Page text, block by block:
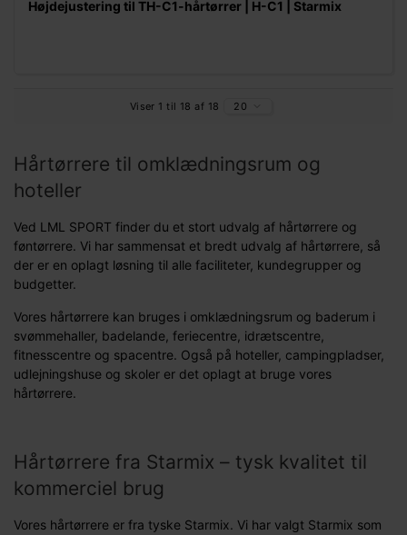
Højdejustering til TH-C1-hårtørrer | H-C1 | Starmix
Viser 1 til 18 af 18 20
Hårtørrere til omklædningsrum og
hoteller
Ved LML SPORT finder du et stort udvalg af hårtørrere og
føntørrere. Vi har sammensat et bredt udvalg af hårtørrere, så
der er en oplagt løsning til alle faciliteter, kundegrupper og
budgetter.
Vores hårtørrere kan bruges i omklædningsrum og baderum i
svømmehaller, badelande, feriecentre, idrætscentre,
fitnesscentre og spacentre. Også på hoteller, campingpladser,
udlejningshuse og skoler er det oplagt at bruge vores
hårtørrere.
Hårtørrere fra Starmix – tysk kvalitet til
kommerciel brug
Vores hårtørrere er fra tyske Starmix. Vi har valgt Starmix som